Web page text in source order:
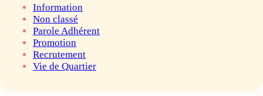
Information
Non classé
Parole Adhérent
Promotion
Recrutement
Vie de Quartier